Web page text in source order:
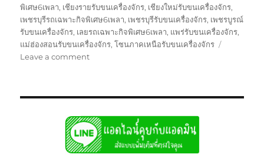
พิเศษ6เพลา, เชียงรายรับขนเครื่องจักร, เชียงใหม่รับขนเครื่องจักร,
เพชรบุรีรถเฉพาะกิจพิเศษ6เพลา, เพชรบุรีรับขนเครื่องจักร, เพชรบูรณ์
รับขนเครื่องจักร, เลยรถเฉพาะกิจพิเศษ6เพลา, แพร่รับขนเครื่องจักร,
แม่ฮ่องสอนรับขนเครื่องจักร,โซนภาคเหนือรับขนเครื่องจักร
Leave a commenton
รับ
ส่ง
ไป
แบบ